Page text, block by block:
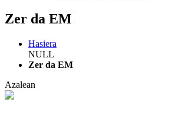
Zer da EM
Hasiera
NULL
Zer da EM
Azalean